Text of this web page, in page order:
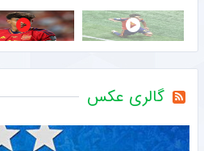
گالری عکس